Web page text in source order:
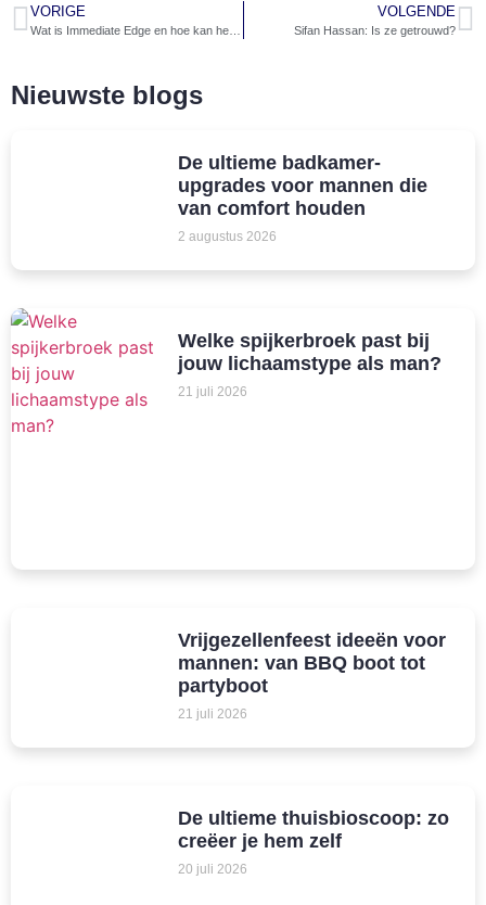
VORIGE
Wat is Immediate Edge en hoe kan het jou helpen?
VOLGENDE
Sifan Hassan: Is ze getrouwd?
Nieuwste blogs
De ultieme badkamer-
upgrades voor mannen die
van comfort houden
2 augustus 2026
Welke spijkerbroek past bij
jouw lichaamstype als man?
21 juli 2026
Vrijgezellenfeest ideeën voor
mannen: van BBQ boot tot
partyboot
21 juli 2026
De ultieme thuisbioscoop: zo
creëer je hem zelf
20 juli 2026